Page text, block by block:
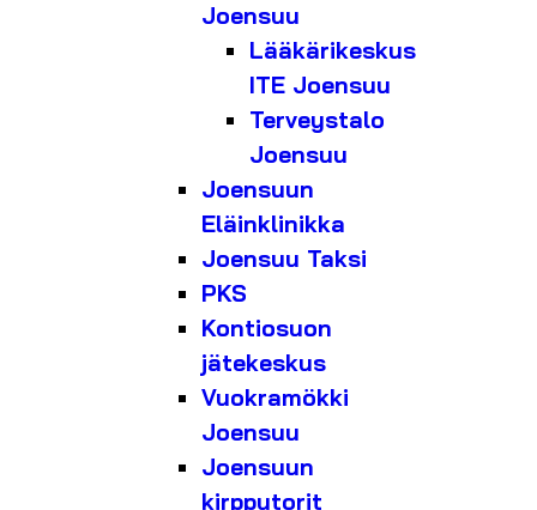
Joensuu
Lääkärikeskus
ITE Joensuu
Terveystalo
Joensuu
Joensuun
Eläinklinikka
Joensuu Taksi
PKS
Kontiosuon
jätekeskus
Vuokramökki
Joensuu
Joensuun
kirpputorit